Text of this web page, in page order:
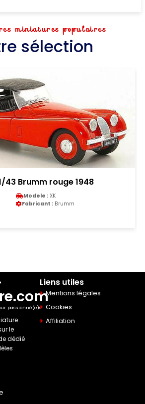
miniatures populaires
sélection
43 Brumm rouge 1948
Modele : XK
Fabricant : Brumm
passionné(e)s
le
dédié
Liens utiles
Mentions légales
Cookies
Affiliation